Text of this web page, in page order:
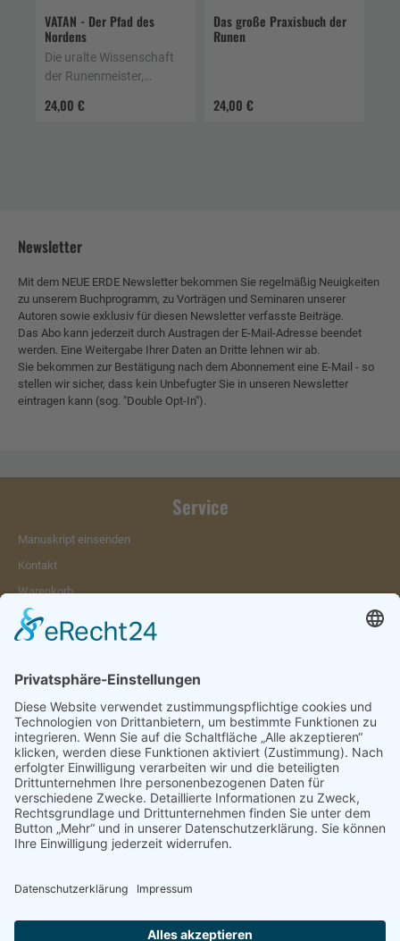
VATAN - Der Pfad des
Nordens
24,00 €
Die uralte Wissenschaft
der Runenmeister,
Frauen
Das große Praxisbuch der
Runen
24,00 €
Newsletter
Mit dem NEUE ERDE Newsletter bekommen Sie regelmäßig Neuigkeiten
zu unserem Buchprogramm, zu Vorträgen und Seminaren unserer
Autoren sowie exklusiv für diesen Newsletter verfasste Beiträge.
Das Abo kann jederzeit durch Austragen der E-Mail-Adresse beendet
werden. Eine Weitergabe Ihrer Daten an Dritte lehnen wir ab.
Sie bekommen zur Bestätigung nach dem Abonnement eine E-Mail - so
stellen wir sicher, dass kein Unbefugter Sie in unseren Newsletter
eintragen kann (sog. "Double Opt-In").
Service
Manuskript einsenden
Kontakt
Warenkorb
Konto
Merkzettel
Vertrag widerrufen
Informationen
Impressum & Disclaimer
AGB und Widerrufsrecht
Verpackung und Versand